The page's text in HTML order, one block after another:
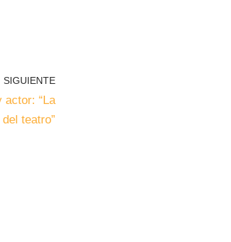
SIGUIENTE
actor: “La
teatro”